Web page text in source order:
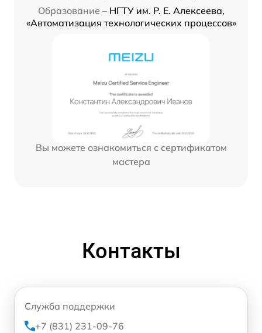
Образование – НГТУ им. Р. Е. Алексеева,
«Автоматизация технологических процессов»
Вы можете ознакомиться с сертификатом
мастера
Контакты
Служба поддержки
+7 (831) 231-09-76